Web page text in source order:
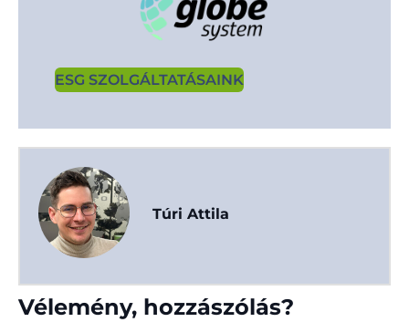
ESG SZOLGÁLTATÁSAINK
Túri Attila
Vélemény, hozzászólás?